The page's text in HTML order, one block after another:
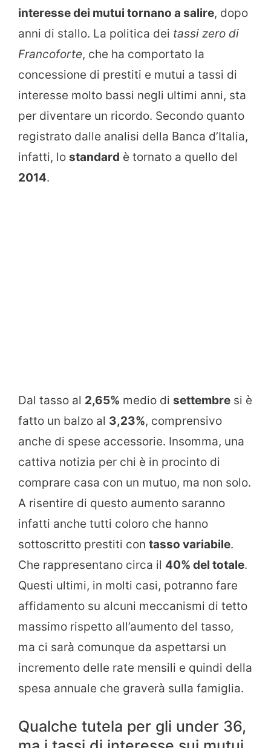
interesse dei mutui tornano a salire, dopo
anni di stallo. La politica dei tassi zero di
Francoforte, che ha comportato la
concessione di prestiti e mutui a tassi di
interesse molto bassi negli ultimi anni, sta
per diventare un ricordo. Secondo quanto
registrato dalle analisi della Banca d’Italia,
infatti, lo standard è tornato a quello del
2014.
Dal tasso al 2,65% medio di settembre si è
fatto un balzo al 3,23%, comprensivo
anche di spese accessorie. Insomma, una
cattiva notizia per chi è in procinto di
comprare casa con un mutuo, ma non solo.
A risentire di questo aumento saranno
infatti anche tutti coloro che hanno
sottoscritto prestiti con tasso variabile.
Che rappresentano circa il 40% del totale.
Questi ultimi, in molti casi, potranno fare
affidamento su alcuni meccanismi di tetto
massimo rispetto all’aumento del tasso,
ma ci sarà comunque da aspettarsi un
incremento delle rate mensili e quindi della
spesa annuale che graverà sulla famiglia.
Qualche tutela per gli under 36,